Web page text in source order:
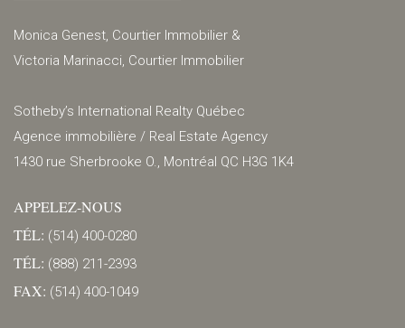
Monica Genest, Courtier Immobilier &
Victoria Marinacci, Courtier Immobilier
Sotheby’s International Realty Québec
Agence immobilière / Real Estate Agency
1430 rue Sherbrooke O., Montréal QC H3G 1K4
APPELEZ-NOUS
TÉL: (514) 400-0280
TÉL: (888) 211-2393
FAX: (514) 400-1049